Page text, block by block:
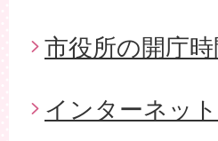
市役所の開庁
インターネッ